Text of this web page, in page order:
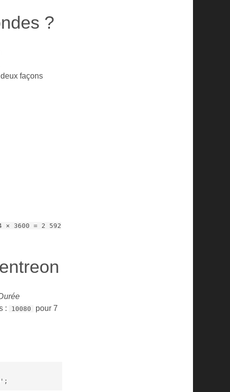
?
façons
× 3600 = 2 592
: 10080
pour 7